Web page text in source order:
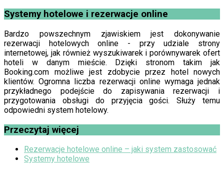
Systemy hotelowe i rezerwacje online
Bardzo powszechnym zjawiskiem jest dokonywanie
rezerwacji hotelowych online - przy udziale strony
internetowej, jak również wyszukiwarek i porównywarek ofert
hoteli w danym mieście. Dzięki stronom takim jak
Booking.com możliwe jest zdobycie przez hotel nowych
klientów. Ogromna liczba rezerwacji online wymaga jednak
przykładnego podejście do zapisywania rezerwacji i
przygotowania obsługi do przyjęcia gości. Służy temu
odpowiedni system hotelowy.
Przeczytaj więcej
Rezerwacje hotelowe online – jaki system zastosować
Systemy hotelowe